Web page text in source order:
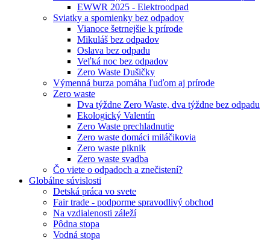
EWWR 2025 - Elektroodpad
Sviatky a spomienky bez odpadov
Vianoce šetrnejšie k prírode
Mikuláš bez odpadov
Oslava bez odpadu
Veľká noc bez odpadov
Zero Waste Dušičky
Výmenná burza pomáha ľuďom aj prírode
Zero waste
Dva týždne Zero Waste, dva týždne bez odpadu
Ekologický Valentín
Zero Waste prechladnutie
Zero waste domáci miláčikovia
Zero waste piknik
Zero waste svadba
Čo viete o odpadoch a znečistení?
Globálne súvislosti
Detská práca vo svete
Fair trade - podporme spravodlivý obchod
Na vzdialenosti záleží
Pôdna stopa
Vodná stopa